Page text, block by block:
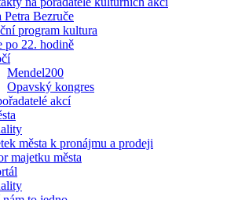
Petra Bezruče
program kultura
po 22. hodině
Mendel200
Opavský kongres
akcí
města k pronájmu a prodeji
majetku města